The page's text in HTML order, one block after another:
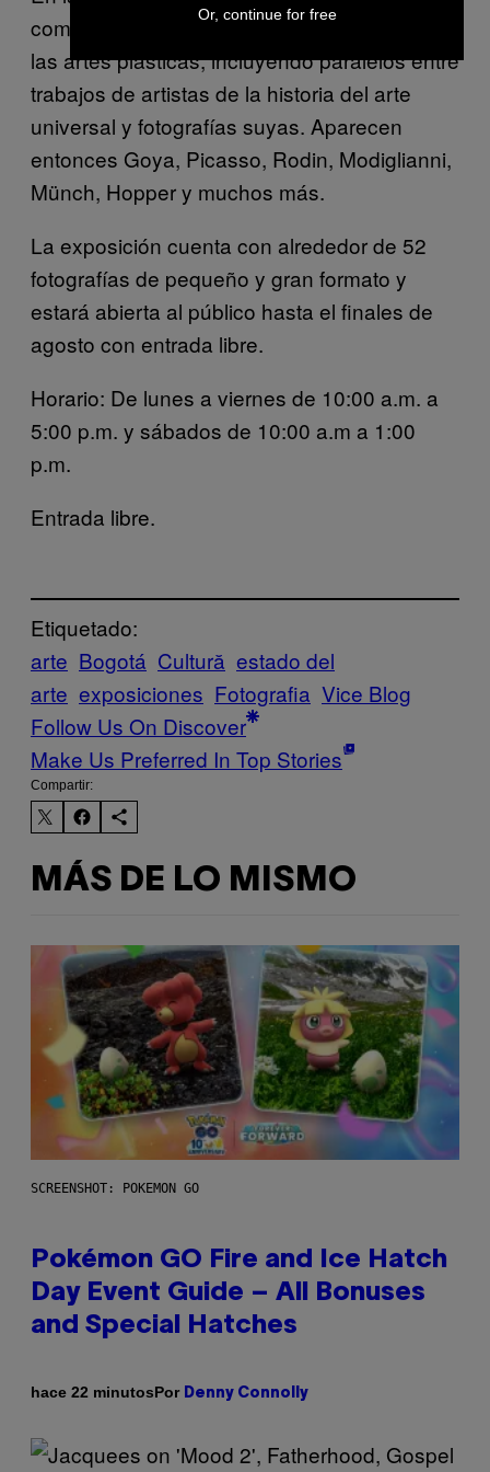
completa su recorrido por los referentes de
las artes plásticas, incluyendo paralelos entre
trabajos de artistas de la historia del arte
universal y fotografías suyas. Aparecen
entonces Goya, Picasso, Rodin, Modiglianni,
Münch, Hopper y muchos más.
La exposición cuenta con alrededor de 52
fotografías de pequeño y gran formato y
estará abierta al público hasta el finales de
agosto con entrada libre.
Horario: De lunes a viernes de 10:00 a.m. a
5:00 p.m. y sábados de 10:00 a.m a 1:00
p.m.
Entrada libre.
Etiquetado:
arte Bogotá Cultură estado del
arte exposiciones Fotografia Vice Blog
Follow Us On Discover
Make Us Preferred In Top Stories
Compartir:
MÁS DE LO MISMO
SCREENSHOT: POKEMON GO
Pokémon GO Fire and Ice Hatch
Day Event Guide – All Bonuses
and Special Hatches
hace 22 minutosPor Denny Connolly
Or, continue for free